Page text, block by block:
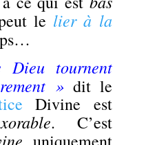
le lier à la
Dieu tournent
»dit le
Divine est
. C’est